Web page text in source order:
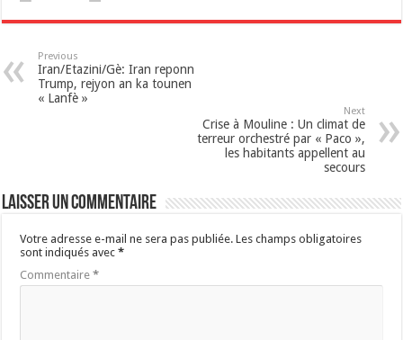
Previous
Iran/Etazini/Gè: Iran reponn
Trump, rejyon an ka tounen
« Lanfè »
Next
Crise à Mouline : Un climat de
terreur orchestré par « Paco »,
les habitants appellent au
secours
Laisser un commentaire
Votre adresse e-mail ne sera pas publiée. Les champs obligatoires
sont indiqués avec*
Commentaire*